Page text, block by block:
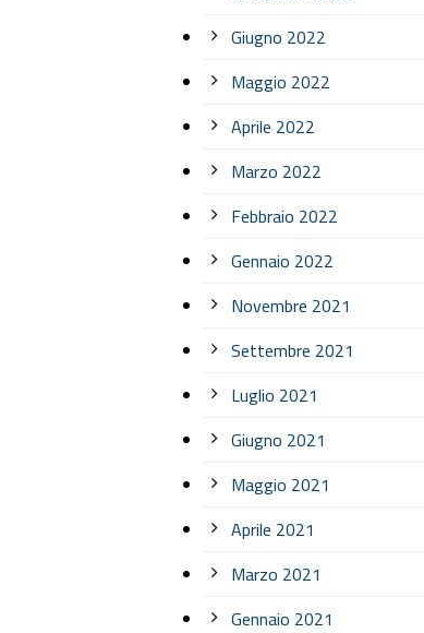
Giugno 2022
Maggio 2022
Aprile 2022
Marzo 2022
Febbraio 2022
Gennaio 2022
Novembre 2021
Settembre 2021
Luglio 2021
Giugno 2021
Maggio 2021
Aprile 2021
Marzo 2021
Gennaio 2021